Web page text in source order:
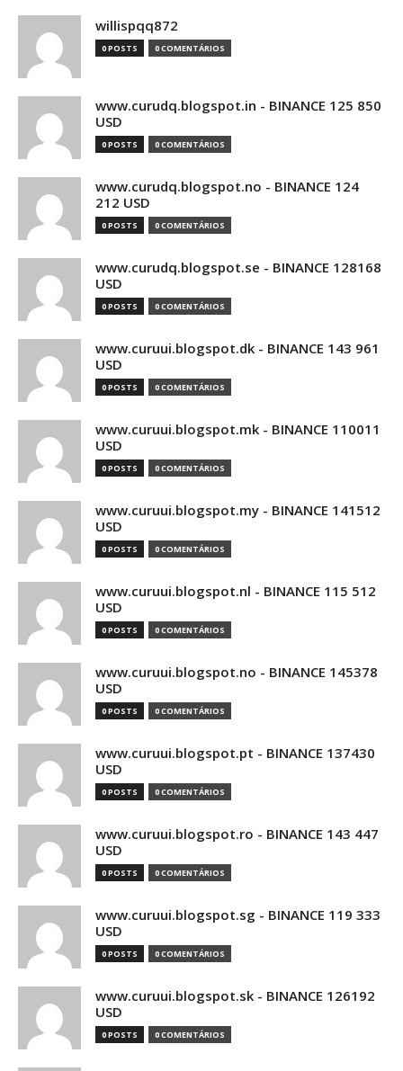
willispqq872
0 POSTS 0 COMENTÁRIOS
www.curudq.blogspot.in - BINANCE 125 850
USD
0 POSTS 0 COMENTÁRIOS
www.curudq.blogspot.no - BINANCE 124
212 USD
0 POSTS 0 COMENTÁRIOS
www.curudq.blogspot.se - BINANCE 128168
USD
0 POSTS 0 COMENTÁRIOS
www.curuui.blogspot.dk - BINANCE 143 961
USD
0 POSTS 0 COMENTÁRIOS
www.curuui.blogspot.mk - BINANCE 110011
USD
0 POSTS 0 COMENTÁRIOS
www.curuui.blogspot.my - BINANCE 141512
USD
0 POSTS 0 COMENTÁRIOS
www.curuui.blogspot.nl - BINANCE 115 512
USD
0 POSTS 0 COMENTÁRIOS
www.curuui.blogspot.no - BINANCE 145378
USD
0 POSTS 0 COMENTÁRIOS
www.curuui.blogspot.pt - BINANCE 137430
USD
0 POSTS 0 COMENTÁRIOS
www.curuui.blogspot.ro - BINANCE 143 447
USD
0 POSTS 0 COMENTÁRIOS
www.curuui.blogspot.sg - BINANCE 119 333
USD
0 POSTS 0 COMENTÁRIOS
www.curuui.blogspot.sk - BINANCE 126192
USD
0 POSTS 0 COMENTÁRIOS